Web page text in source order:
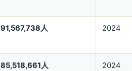
91,567,738人 2024
85,518,661人 2024